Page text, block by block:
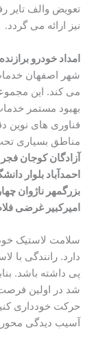
تعویض والف تایر
نیز ارائه می گردد.
امداد خودرو
شهر اصفهان
می کند. این
بهبود مستمر
فناوری های نوین
مناطق بسیاری
آزادگان کوجان
احمدآباد بلوار
بزرگمهر ناژوان
امیرکبیر غرضی
سلامت لاستیک
دارد. رانندگی با
پی داشته باشد.
شد در اولین فرصت
حرکت خودداری
آسیب دیدگی